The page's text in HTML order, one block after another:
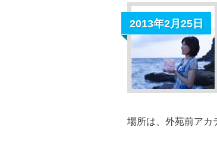
2013年2月25日
場所は、外苑前アカ